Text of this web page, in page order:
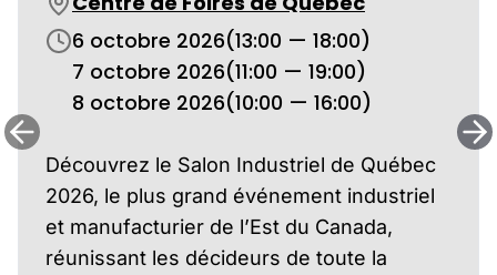
6 octobre 2026(13:00 — 18:00)
7 octobre 2026(11:00 — 19:00)
8 octobre 2026(10:00 — 16:00)
Découvrez le Salon Industriel de Québec
2026, le plus grand événement industriel
et manufacturier de l’Est du Canada,
réunissant les décideurs de toute la